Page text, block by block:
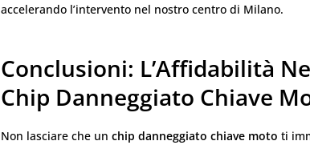
accelerando l’intervento nel nostro centro di Milano.
Conclusioni: L’Affidabilità
Chip Danneggiato Chiave
Non lasciare che un chip danneggiato chiave moto ti